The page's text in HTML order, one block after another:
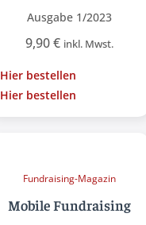
Ausgabe 1/2023
9,90€ inkl. Mwst.
Hier bestellen
Hier bestellen
Fundraising-Magazin
Mobile Fundraising